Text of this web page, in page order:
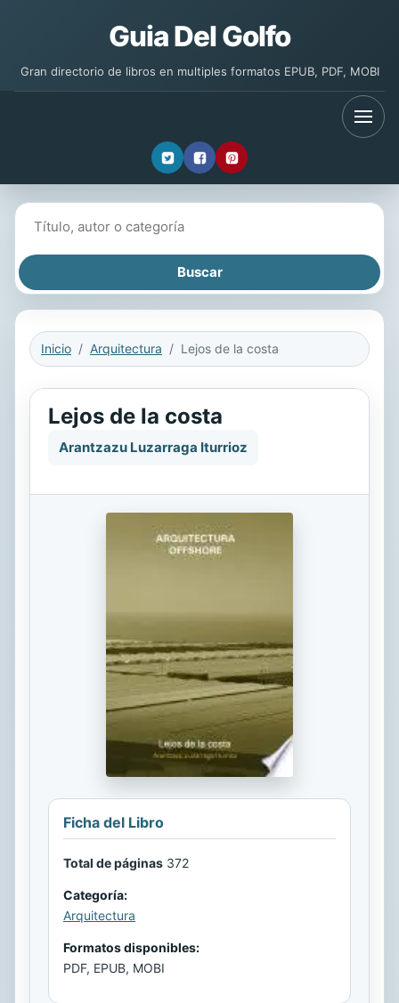
Guia Del Golfo
Gran directorio de libros en multiples formatos EPUB, PDF, MOBI
Inicio Arquitectura Lejos de la costa
Lejos de la costa
Arantzazu Luzarraga Iturrioz
Ficha del Libro
Total de páginas 372
Categoría:
Arquitectura
Formatos disponibles:
PDF, EPUB, MOBI